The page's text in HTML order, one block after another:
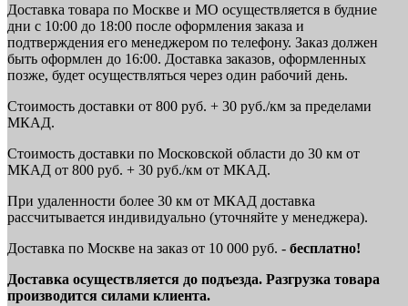
Доставка товара по Москве и МО осуществляется в будние
дни с 10:00 до 18:00 после оформления заказа и
подтверждения его менеджером по телефону. Заказ должен
быть оформлен до 16:00. Доставка заказов, оформленных
позже, будет осуществляться через один рабочий день.
Стоимость доставки от 800 руб. + 30 руб./км за пределами
МКАД.
Стоимость доставки по Московской области до 30 км от
МКАД от 800 руб. + 30 руб./км от МКАД.
При удаленности более 30 км от МКАД доставка
рассчитывается индивидуально (уточняйте у менеджера).
Доставка по Москве на заказ от 10 000 руб. - бесплатно!
Доставка осуществляется до подъезда. Разгрузка товара
производится силами клиента.